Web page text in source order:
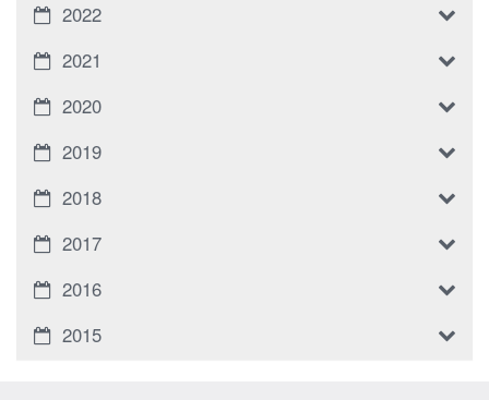
2022
2021
2020
2019
2018
2017
2016
2015